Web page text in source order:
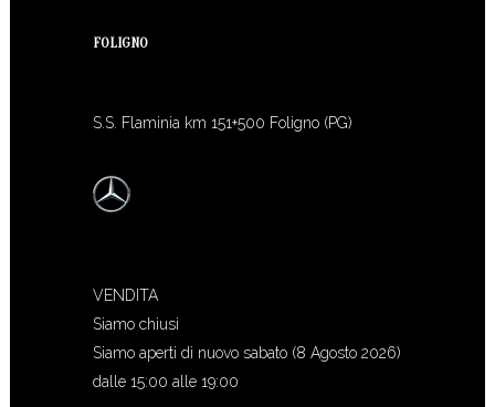
FOLIGNO
S.S. Flaminia km 151+500 Foligno (PG)
VENDITA
Siamo chiusi
Siamo aperti di nuovo sabato (8 Agosto 2026)
dalle 15:00 alle 19:00